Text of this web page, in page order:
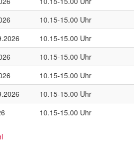
10.15-15.00 Uhr
10.15-15.00 Uhr
10.15-15.00 Uhr
10.15-15.00 Uhr
10.15-15.00 Uhr
10.15-15.00 Uhr